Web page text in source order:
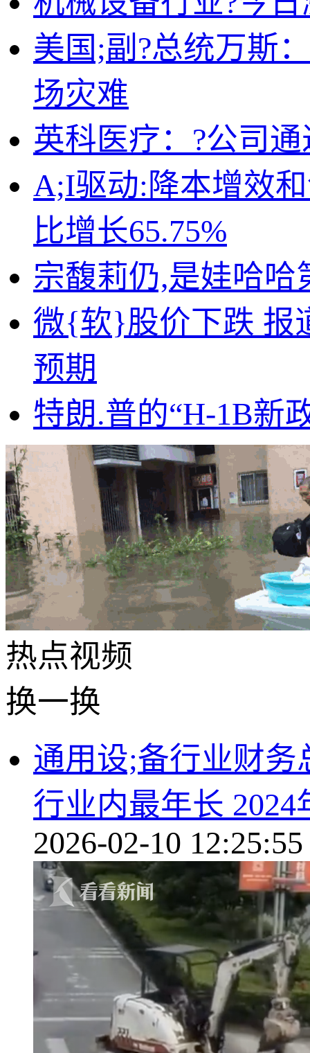
美国;副?总统万斯
场灾难
英科医疗：?公司
A;I驱动:降本增效
比增长65.75%
宗馥莉仍,是娃哈哈
微{软}股价下跌 报
预期
特朗.普的“H-1B新
热点视频
换一换
通用设;备行业财务
行业内最年长 2024
2026-02-10 12:25:55